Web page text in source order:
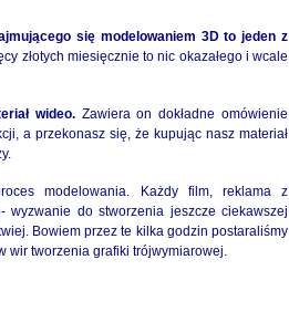
się modelowaniem 3D to jeden z
złotych miesięcznie to nic okazałego i wcale
wideo.Zawiera on dokładne omówienie
a przekonasz się, że kupując nasz materiał
modelowania. Każdy film, reklama z
wyzwanie do stworzenia jeszcze ciekawszej
Bowiem przez te kilka godzin postaraliśmy
wir tworzenia grafiki trójwymiarowej.